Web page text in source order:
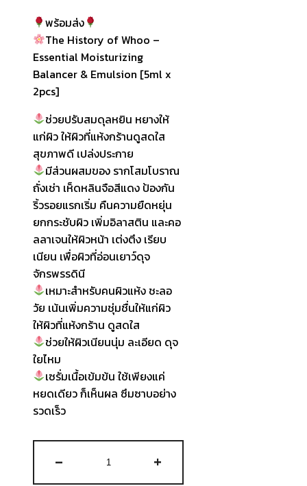
พร้อมส่ง
The History of Whoo –
Essential Moisturizing
Balancer & Emulsion [5ml x
2pcs]
ช่วยปรับสมดุลหยิน หยางให้
แก่ผิว ให้ผิวที่แห้งกร้านดูสดใส
สุขภาพดี เปล่งประกาย
มีส่วนผสมของ รากโสมโบราณ
ถั่งเช่า เห็ดหลินจือสีแดง ป้องกัน
ริ้วรอยแรกเริ่ม คืนความยืดหยุ่น
ยกกระชับผิว เพิ่มอิลาสติน และคอ
ลลาเจนให้ผิวหน้า เต่งตึง เรียบ
เนียน เพื่อผิวที่อ่อนเยาว์ดุจ
จักรพรรดินี
เหมาะสำหรับคนผิวแห้ง ชะลอ
วัย เน้นเพิ่มความชุ่มชื่นให้แก่ผิว
ให้ผิวที่แห้งกร้าน ดูสดใส
ช่วยให้ผิวเนียนนุ่ม ละเอียด ดุจ
ใยไหม
เซรั่มเนื้อเข้มข้น ใช้เพียงแค่
หยดเดียว ก็เห็นผล ซึมซาบอย่าง
รวดเร็ว
-
The
+